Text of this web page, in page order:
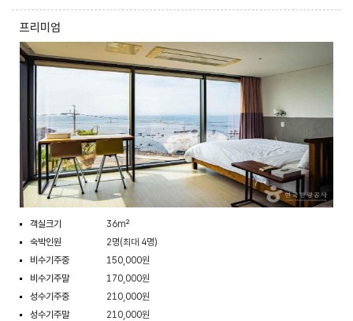
프리미엄
객실크기
36m²
숙박인원
2명(최대 4명)
비수기주중
150,000원
비수기주말
170,000원
성수기주중
210,000원
성수기주말
210,000원